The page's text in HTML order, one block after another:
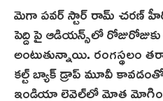
మెగా ప‌వ‌ర్ స్టార్ రామ్ చరణ్
పెద్ది పై ఆడియన్స్‌లో
అంటుతున్నాయి. రంగస్థలం
కల్ట్ బ్యాక్ డ్రాప్ మూవీ
ఇండియా లెవెల్‌లో మోత